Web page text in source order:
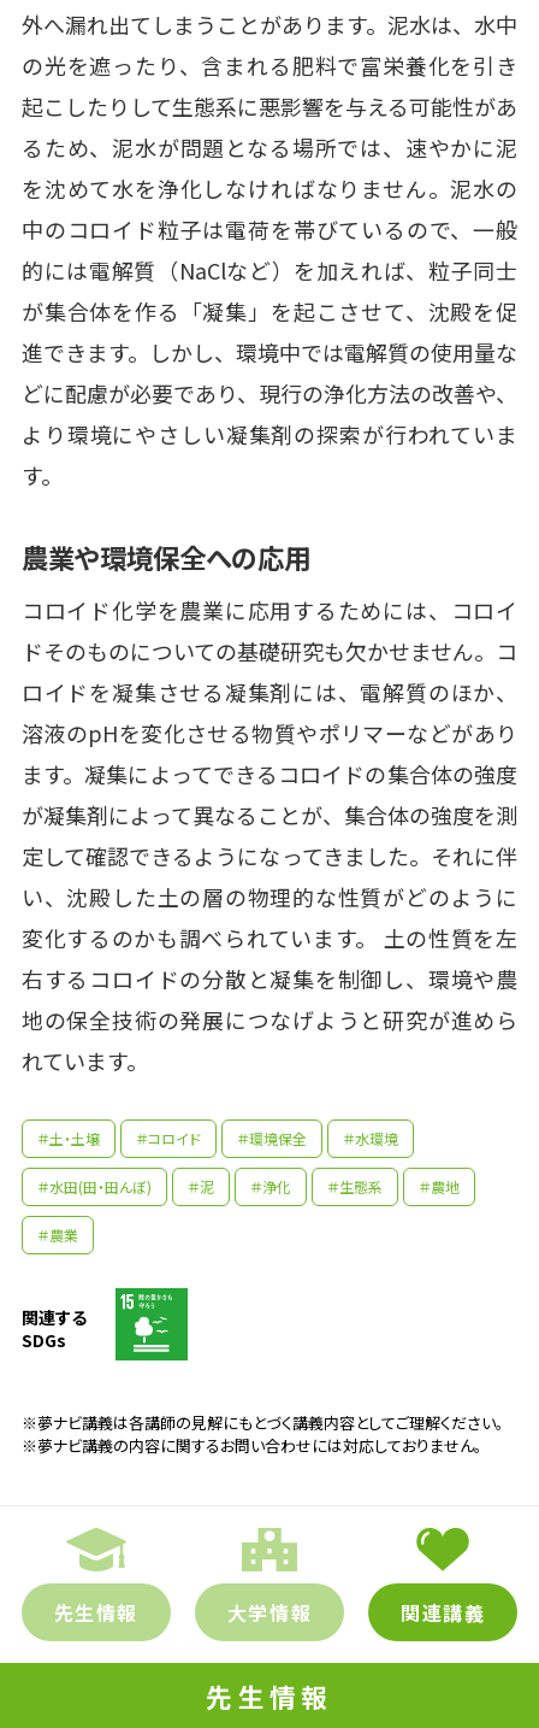
外へ漏れ出てしまうことがあります。泥水は、水中
の光を遮ったり、含まれる肥料で富栄養化を引き
起こしたりして生態系に悪影響を与える可能性があ
るため、泥水が問題となる場所では、速やかに泥
を沈めて水を浄化しなければなりません。泥水の
中のコロイド粒子は電荷を帯びているので、一般
的には電解質（NaClなど）を加えれば、粒子同士
が集合体を作る「凝集」を起こさせて、沈殿を促
進できます。しかし、環境中では電解質の使用量な
どに配慮が必要であり、現行の浄化方法の改善や、
より環境にやさしい凝集剤の探索が行われていま
す。
農業や環境保全への応用
コロイド化学を農業に応用するためには、コロイ
ドそのものについての基礎研究も欠かせません。コ
ロイドを凝集させる凝集剤には、電解質のほか、
溶液のpHを変化させる物質やポリマーなどがあり
ます。凝集によってできるコロイドの集合体の強度
が凝集剤によって異なることが、集合体の強度を測
定して確認できるようになってきました。それに伴
い、沈殿した土の層の物理的な性質がどのように
変化するのかも調べられています。 土の性質を左
右するコロイドの分散と凝集を制御し、環境や農
地の保全技術の発展につなげようと研究が進めら
れています。
＃土・土壌 ＃コロイド ＃環境保全 ＃水環境
＃水田(田・田んぼ) ＃泥 ＃浄化 ＃生態系 ＃農地
＃農業
関連する
SDGs
※夢ナビ講義は各講師の見解にもとづく講義内容としてご理解ください。
※夢ナビ講義の内容に関するお問い合わせには対応しておりません。
先生情報 大学情報 関連講義
先生情報